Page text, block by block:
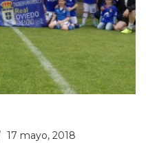
17 mayo, 2018